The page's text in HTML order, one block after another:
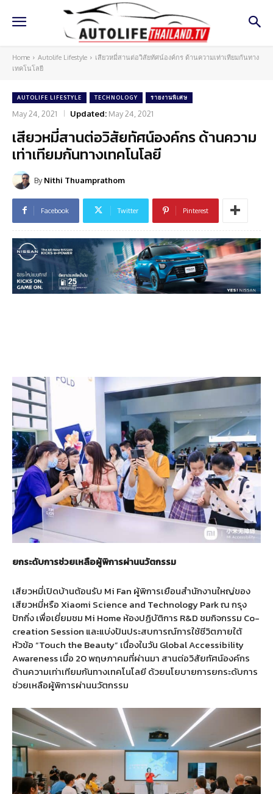
Home Autolife Lifestyle
เสียวหมี่สานต่อวิสัยทัศน์องค์กร ด้านความเท่าเทียมกันทาง
เทคโนโลยี
AUTOLIFE LIFESTYLE TECHNOLOGY รายงานพิเศษ
May 24, 2021 Updated: May 24, 2021
เสียวหมี่สานต่อวิสัยทัศน์องค์กร ด้านความ
เท่าเทียมกันทางเทคโนโลยี
By Nithi Thuamprathom
Facebook Twitter Pinterest
ยกระดับการช่วยเหลือผู้พิการผ่านนวัตกรรม
เสียวหมี่เปิดบ้านต้อนรับ Mi Fan ผู้พิการเยือนสำนักงานใหญ่ของ
เสียวหมี่หรือ Xiaomi Science and Technology Park ณ กรุง
ปักกิ่ง เพื่อเยี่ยมชม Mi Home ห้องปฏิบัติการ R&D ชมกิจกรรม Co-
creation Session และแบ่งปันประสบการณ์การใช้ชีวิตภายใต้
หัวข้อ “Touch the Beauty” เนื่องในวัน Global Accessibility
Awareness เมื่อ 20 พฤษภาคมที่ผ่านมา สานต่อวิสัยทัศน์องค์กร
ด้านความเท่าเทียมกันทางเทคโนโลยี ด้วยนโยบายการยกระดับการ
ช่วยเหลือผู้พิการผ่านนวัตกรรม